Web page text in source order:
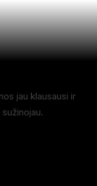
jau klausausi ir